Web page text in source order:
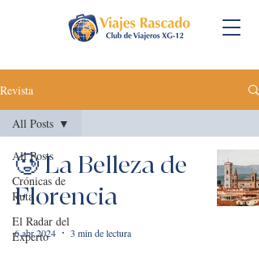
Revista
All Posts
Crónicas de
Ruta
El Radar del
Experto
All Posts
🥲 La Belleza de
Florencia
6 abr 2024 3 min de lectura